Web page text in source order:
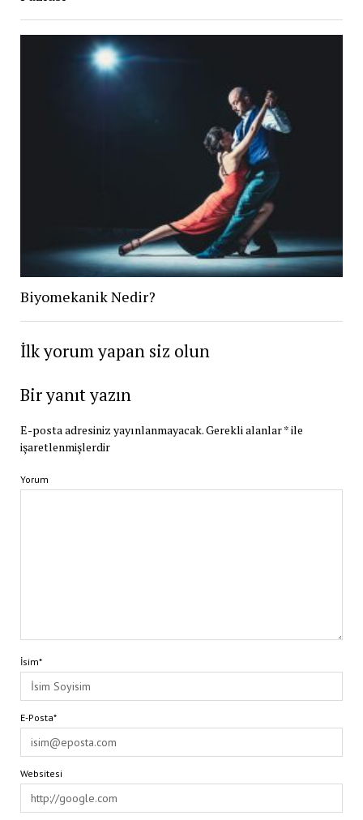
Biyomekanik Nedir?
İlk yorum yapan siz olun
Bir yanıt yazın
E-posta adresiniz yayınlanmayacak.Gerekli alanlar*ile
işaretlenmişlerdir
Yorum
İsim*
E-Posta*
Websitesi